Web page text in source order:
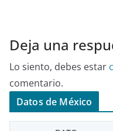
Deja una
Lo siento, debes estar
comentario.
Datos de México